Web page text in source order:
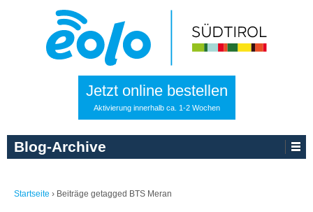
Jetzt online bestellen
Aktivierung innerhalb ca. 1-2 Wochen
Blog-Archive
Startseite › Beiträge getagged BTS Meran